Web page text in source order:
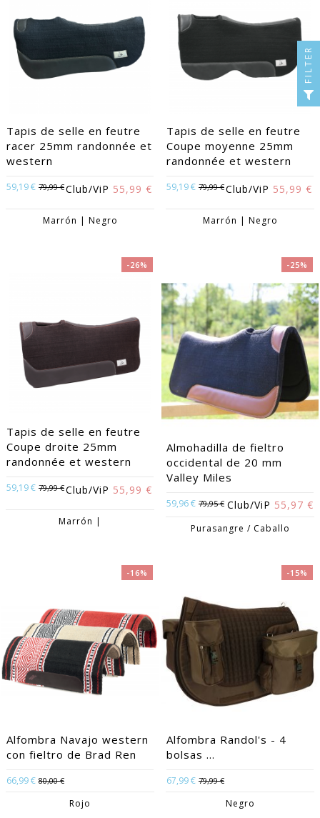
Tapis de selle en feutre
racer 25mm randonnée et
western
59,19 € 79,99 €Club/ViP 55,99 €
Marrón | Negro
Tapis de selle en feutre
Coupe moyenne 25mm
randonnée et western
59,19 € 79,99 €Club/ViP 55,99 €
Marrón | Negro
-26%
Tapis de selle en feutre
Coupe droite 25mm
randonnée et western
59,19 € 79,99 €Club/ViP 55,99 €
Marrón |
-25%
Almohadilla de fieltro
occidental de 20 mm
Valley Miles
59,96 € 79,95 € Club/ViP 55,97 €
Purasangre / Caballo
-16%
Alfombra Navajo western
con fieltro de Brad Ren
66,99 € 80,00 €
Rojo
-15%
Alfombra Randol's - 4
bolsas ...
67,99 € 79,99 €
Negro
FILTER